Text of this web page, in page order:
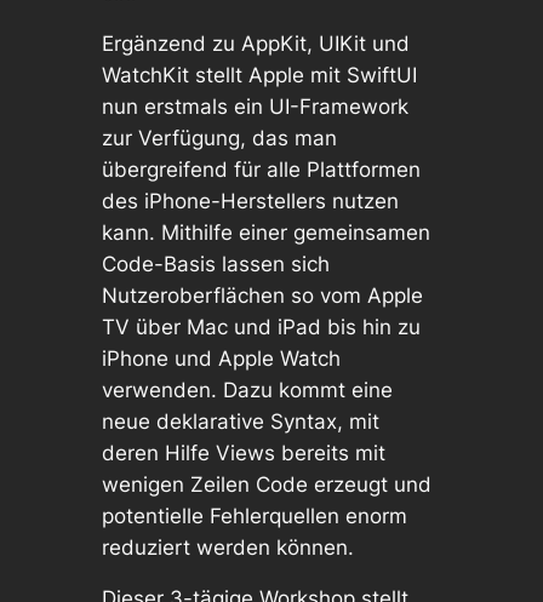
Ergänzend zu AppKit, UIKit und
WatchKit stellt Apple mit SwiftUI
nun erstmals ein UI-Framework
zur Verfügung, das man
übergreifend für alle Plattformen
des iPhone-Herstellers nutzen
kann. Mithilfe einer gemeinsamen
Code-Basis lassen sich
Nutzeroberflächen so vom Apple
TV über Mac und iPad bis hin zu
iPhone und Apple Watch
verwenden. Dazu kommt eine
neue deklarative Syntax, mit
deren Hilfe Views bereits mit
wenigen Zeilen Code erzeugt und
potentielle Fehlerquellen enorm
reduziert werden können.